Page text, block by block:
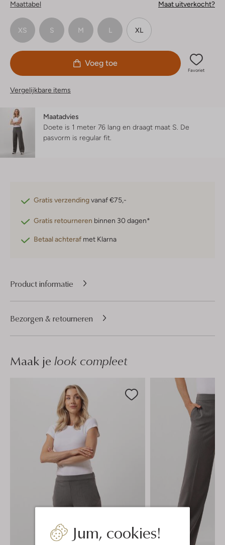
Jum, cookies!
Maattabel Maat uitverkocht?
XS S M L XL
Voeg toe
Favoriet
Vergelijkbare items
Maatadvies
Doete is 1 meter 76 lang en draagt maat S. De
pasvorm is regular fit
Gratis verzendingvanaf €75,-
Gratis retourneren binnen 30 dagen*
Betaal achteraf met Klarna
Product informatie
Bezorgen & retourneren
Maak je look compleet